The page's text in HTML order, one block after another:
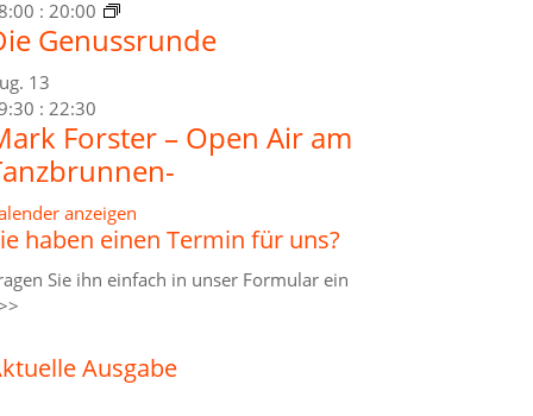
: 20:00
Genussrunde
13
: 22:30
Forster – Open Air am
anzeigen
haben einen Termin für uns?
Sie ihn einfach in unser Formular ein
Ausgabe